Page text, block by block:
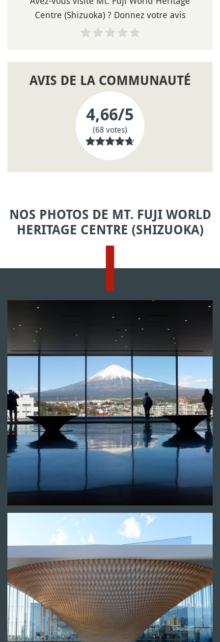
Centre (Shizuoka) ? Donnez votre avis
AVIS DE LA COMMUNAUTÉ
4,66/5
(68 votes)
NOS PHOTOS DE MT. FUJI WORLD
HERITAGE CENTRE (SHIZUOKA)